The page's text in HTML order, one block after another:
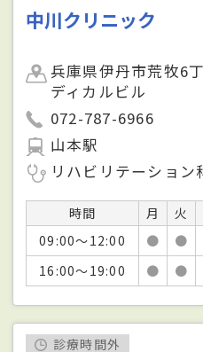
中川クリニック
兵庫県伊丹市荒牧6
ディカルビル
072-787-6966
山本駅
リハビリテーション
時間 月 火
09:00～12:00
● ●
16:00～19:00
● ●
診療時間外